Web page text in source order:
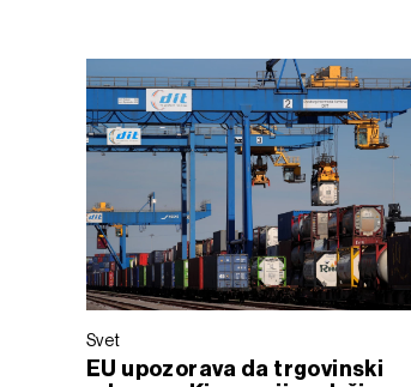
Svet
EU upozorava da trgovinski